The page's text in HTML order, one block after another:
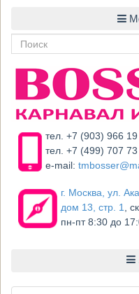
тел. +7 (903) 966
тел. +7 (499) 707
e-mail:
г. Москва, ул.
дом 13, стр. 1
,
пн-пт 8:30 до